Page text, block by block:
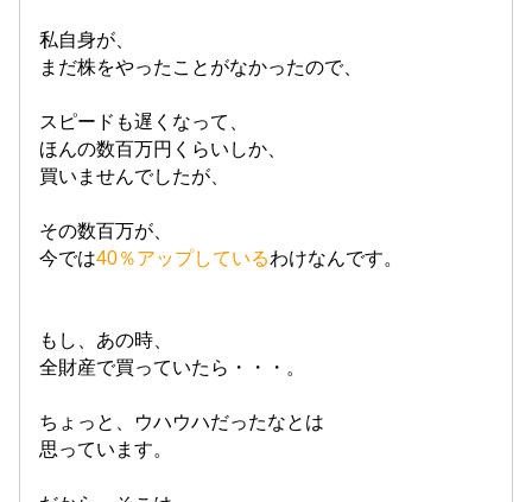
私自身が、
まだ株をやったことがなかったので、
スピードも遅くなって、
ほんの数百万円くらいしか、
買いませんでしたが、
その数百万が、
今では40％アップしているわけなんです。
もし、あの時、
全財産で買っていたら・・・。
ちょっと、ウハウハだったなとは
思っています。